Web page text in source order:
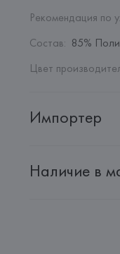
Рекомендация по
Состав: 85%
Цвет
Импортер
Адрес:
Наличие в